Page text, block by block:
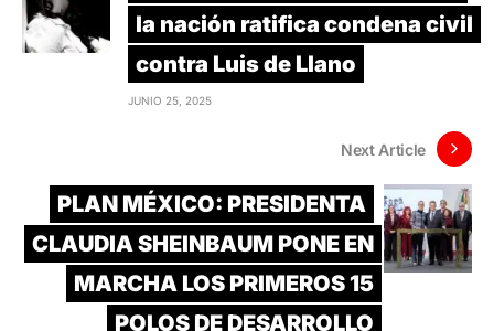
la nación ratifica condena civil
contra Luis de Llano
JUNIO 25, 2025
Next Article
PLAN MÉXICO: PRESIDENTA
CLAUDIA SHEINBAUM PONE EN
MARCHA LOS PRIMEROS 15
POLOS DE DESARROLLO